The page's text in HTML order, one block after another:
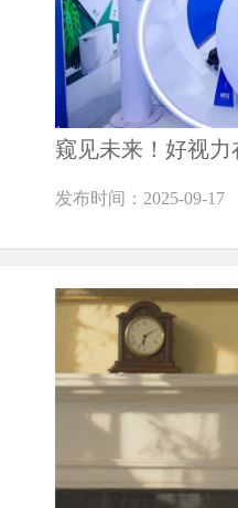
窥见未来！好视
发布时间：2025-09-17